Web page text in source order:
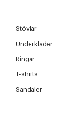
Stövlar
Underkläder
Ringar
T-shirts
Sandaler